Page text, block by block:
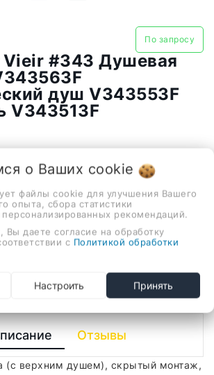
По запросу
Vieir #343 Душевая
душ V343553F
V343513F
(с верхним душем), скрытый монтаж,
верхний душ, ручной душ
Отзывы
(с верхним душем), скрытый монтаж,
о Ваших cookie
файлы cookie для улучшения Вашего
опыта, сбора статистики
рекомендаций.
Вы даете согласие на обработку
с Политикой обработки
Настроить Принять